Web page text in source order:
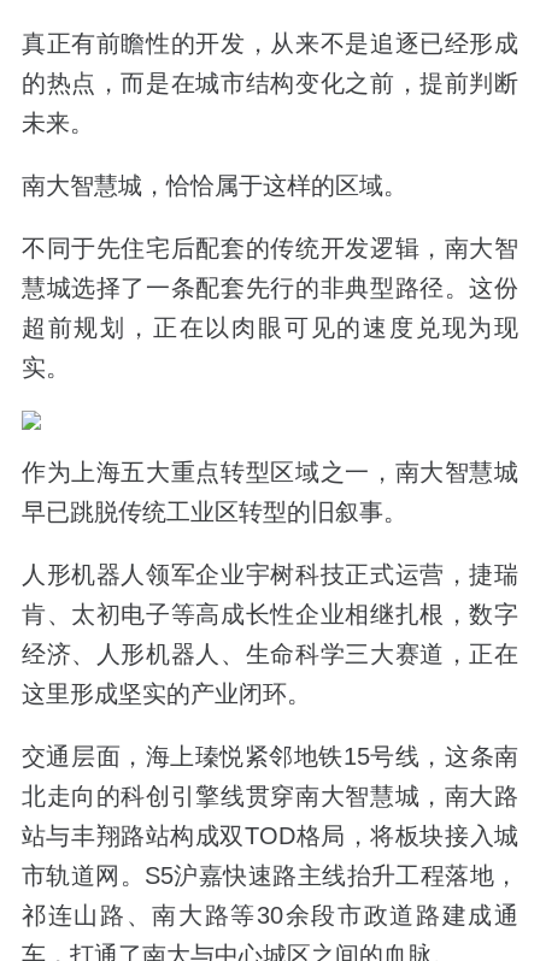
真正有前瞻性的开发，从来不是追逐已经形成
的热点，而是在城市结构变化之前，提前判断
未来。
南大智慧城，恰恰属于这样的区域。
不同于先住宅后配套的传统开发逻辑，南大智
慧城选择了一条配套先行的非典型路径。这份
超前规划，正在以肉眼可见的速度兑现为现
实。
作为上海五大重点转型区域之一，南大智慧城
早已跳脱传统工业区转型的旧叙事。
人形机器人领军企业宇树科技正式运营，捷瑞
肯、太初电子等高成长性企业相继扎根，数字
经济、人形机器人、生命科学三大赛道，正在
这里形成坚实的产业闭环。
交通层面，海上瑧悦紧邻地铁15号线，这条南
北走向的科创引擎线贯穿南大智慧城，南大路
站与丰翔路站构成双TOD格局，将板块接入城
市轨道网。 S5沪嘉快速路主线抬升工程落地，
祁连山路、南大路等30余段市政道路建成通
车，打通了南大与中心城区之间的血脉。